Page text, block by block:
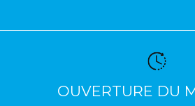
OUVERTURE DU